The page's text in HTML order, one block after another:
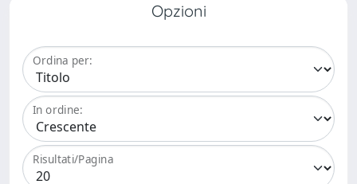
Opzioni
Ordina per:
In ordine:
Risultati/Pagina